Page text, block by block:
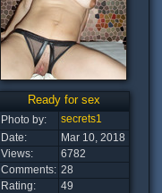
Ready for sex
Photo by:
secrets1
Date:
Mar 10, 2018
Views:
6782
Comments: 28
Rating:
49